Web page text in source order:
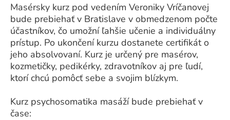
Masérsky kurz pod vedením Veroniky Vríčanovej
bude prebiehať v Bratislave v obmedzenom počte
účastníkov, čo umožní ľahšie učenie a individuálny
prístup. Po ukončení kurzu dostanete certifikát o
jeho absolvovaní. Kurz je určený pre masérov,
kozmetičky, pedikérky, zdravotníkov aj pre ľudí,
ktorí chcú pomôcť sebe a svojim blízkym.
Kurz psychosomatika masáží bude prebiehať v
čase: